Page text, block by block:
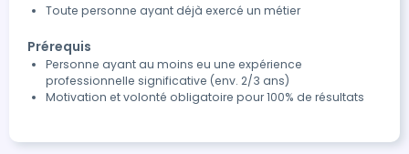
Toute personne ayant déjà exercé un métier
Prérequis
Personne ayant au moins eu une expérience
professionnelle significative (env. 2/3 ans)
Motivation et volonté obligatoire pour 100% de résultats